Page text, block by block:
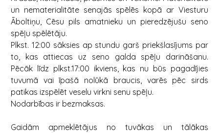
un nematerialitāte senajās spēlēs kopā ar Viesturu
Āboltiņu, Cēsu pils amatnieku un pieredzējušu seno
spēļu spēlētāju.
Plkst. 12:00 sāksies ap stundu garš priekšlasījums par
to, kas attiecas uz seno galda spēļu darināšanu.
Pēcāk līdz plkst.17:00 ikviens, kas nu būs pagadījies
tuvumā vai īpašā nolūkā braucis, varēs pēc sirds
patikas izspēlēt veselu virkni senu spēļu.
Nodarbības ir bezmaksas.
Gaidām apmeklētājus no tuvākas un tālākas